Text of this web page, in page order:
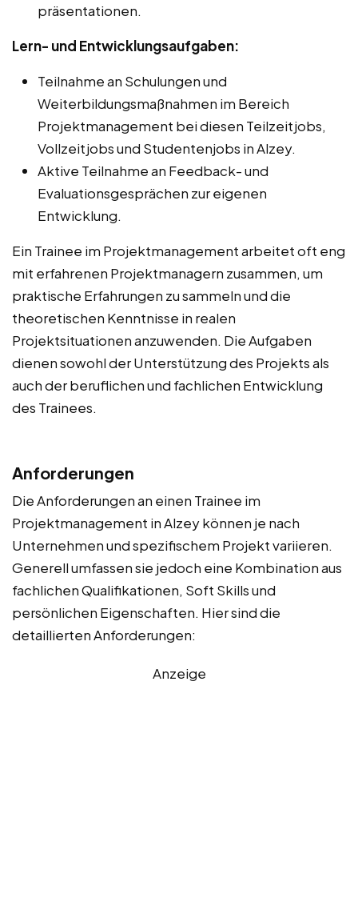
präsentationen.
Lern- und Entwicklungsaufgaben:
Teilnahme an Schulungen und
Weiterbildungsmaßnahmen im Bereich
Projektmanagement bei diesen Teilzeitjobs,
Vollzeitjobs und Studentenjobs in Alzey.
Aktive Teilnahme an Feedback- und
Evaluationsgesprächen zur eigenen
Entwicklung.
Ein Trainee im Projektmanagement arbeitet oft eng
mit erfahrenen Projektmanagern zusammen, um
praktische Erfahrungen zu sammeln und die
theoretischen Kenntnisse in realen
Projektsituationen anzuwenden. Die Aufgaben
dienen sowohl der Unterstützung des Projekts als
auch der beruflichen und fachlichen Entwicklung
des Trainees.
Anforderungen
Die Anforderungen an einen Trainee im
Projektmanagement in Alzey können je nach
Unternehmen und spezifischem Projekt variieren.
Generell umfassen sie jedoch eine Kombination aus
fachlichen Qualifikationen, Soft Skills und
persönlichen Eigenschaften. Hier sind die
detaillierten Anforderungen:
Anzeige